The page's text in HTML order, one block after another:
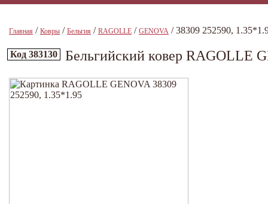
Главная / Ковры / Бельгия / RAGOLLE / GENOVA / 38309 252590,
Код 383130 Бельгийский ковер RAGOLLE